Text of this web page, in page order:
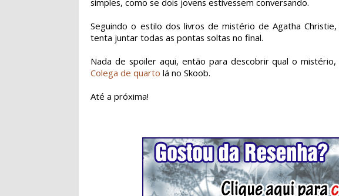
Seguindo o estilo dos livros de mistério de Agatha
tenta juntar todas as pontas soltas no final.
Nada de spoiler aqui, então para descobrir qual o
Colega de quarto lá no Skoob.
Até a próxima!